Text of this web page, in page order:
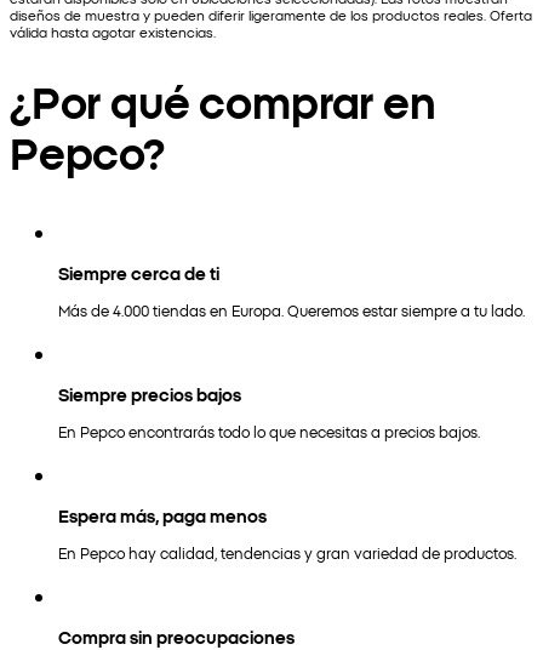
diseños de muestra y pueden diferir ligeramente de los productos reales. Oferta
válida hasta agotar existencias.
¿Por qué comprar en
Pepco?
Siempre cerca de ti
Más de 4.000 tiendas en Europa. Queremos estar siempre a tu lado.
Siempre precios bajos
En Pepco encontrarás todo lo que necesitas a precios bajos.
Espera más, paga menos
En Pepco hay calidad, tendencias y gran variedad de productos.
Compra sin preocupaciones